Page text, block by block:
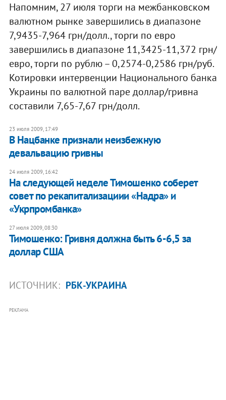
Напомним, 27 июля торги на межбанковском
валютном рынке завершились в диапазоне
7,9435-7,964 грн/долл., торги по евро
завершились в диапазоне 11,3425-11,372 грн/
евро, торги по рублю – 0,2574-0,2586 грн/руб.
Котировки интервенции Национального банка
Украины по валютной паре доллар/гривна
составили 7,65-7,67 грн/долл.
23 июля 2009, 17:49
В Нацбанке признали неизбежную
девальвацию гривны
24 июля 2009, 16:42
На следующей неделе Тимошенко соберет
совет по рекапитализациии «Надра» и
«Укрпромбанка»
27 июля 2009, 08:30
Тимошенко: Гривня должна быть 6-6,5 за
доллар США
ИСТОЧНИК: РБК-УКРАИНА
РЕКЛАМА